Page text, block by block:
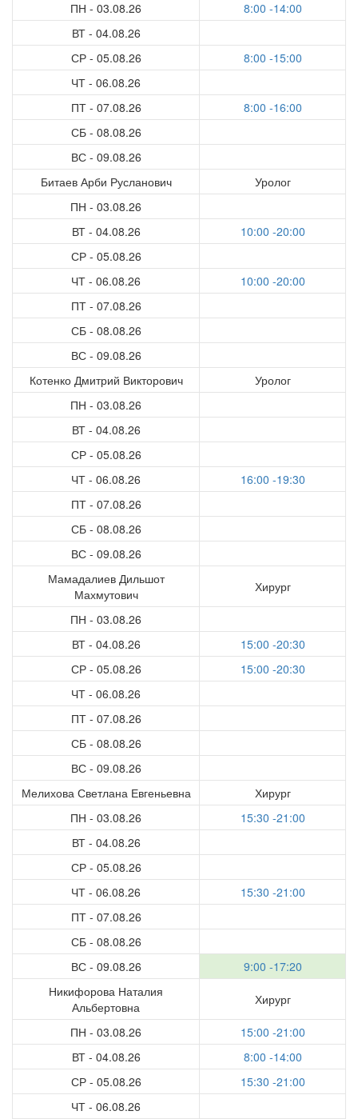
ПН - 03.08.26
8:00 -14:00
ВТ - 04.08.26
СР - 05.08.26
8:00 -15:00
ЧТ - 06.08.26
ПТ - 07.08.26
8:00 -16:00
СБ - 08.08.26
ВС - 09.08.26
Битаев Арби Русланович
Уролог
ПН - 03.08.26
ВТ - 04.08.26
10:00 -20:00
СР - 05.08.26
ЧТ - 06.08.26
10:00 -20:00
ПТ - 07.08.26
СБ - 08.08.26
ВС - 09.08.26
Котенко Дмитрий Викторович
Уролог
ПН - 03.08.26
ВТ - 04.08.26
СР - 05.08.26
ЧТ - 06.08.26
16:00 -19:30
ПТ - 07.08.26
СБ - 08.08.26
ВС - 09.08.26
Мамадалиев Дильшот
Махмутович
Хирург
ПН - 03.08.26
ВТ - 04.08.26
15:00 -20:30
СР - 05.08.26
15:00 -20:30
ЧТ - 06.08.26
ПТ - 07.08.26
СБ - 08.08.26
ВС - 09.08.26
Мелихова Светлана Евгеньевна
Хирург
ПН - 03.08.26
15:30 -21:00
ВТ - 04.08.26
СР - 05.08.26
ЧТ - 06.08.26
15:30 -21:00
ПТ - 07.08.26
СБ - 08.08.26
ВС - 09.08.26
9:00 -17:20
Никифорова Наталия
Альбертовна
Хирург
ПН - 03.08.26
15:00 -21:00
ВТ - 04.08.26
8:00 -14:00
СР - 05.08.26
15:30 -21:00
ЧТ - 06.08.26